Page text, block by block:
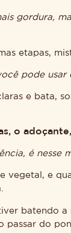
gordura,
etapas,
pode
e bata,
o
é nesse
vegetal, e
batendo
passar do